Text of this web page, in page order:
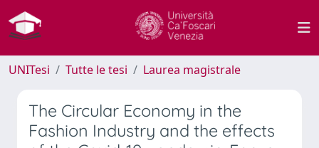
UNITesi Tutte le tesi Laurea magistrale
The Circular Economy in the
Fashion Industry and the effects